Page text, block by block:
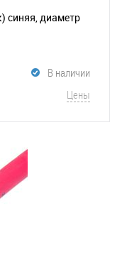
синяя, диаметр
В наличии
Цены